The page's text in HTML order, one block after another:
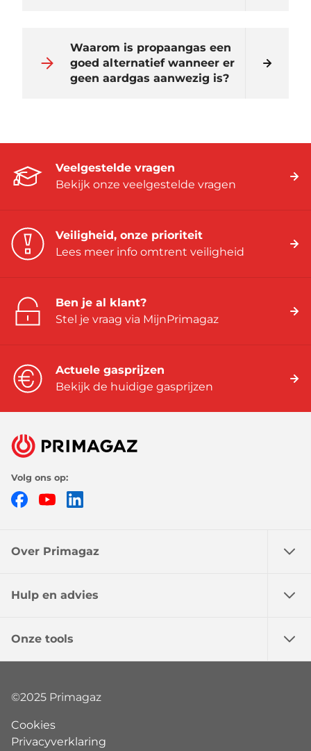
Waarom is propaangas een
goed alternatief wanneer er
geen aardgas aanwezig is?
Veelgestelde vragen
Bekijk onze veelgestelde vragen
Veiligheid, onze prioriteit
Lees meer info omtrent veiligheid
Ben je al klant?
Stel je vraag via MijnPrimagaz
Actuele gasprijzen
Bekijk de huidige gasprijzen
Volg ons op:
FacebookYouTube
Over Primagaz
Hulp en advies
Onze tools
©2025 Primagaz
Cookies
Privacyverklaring